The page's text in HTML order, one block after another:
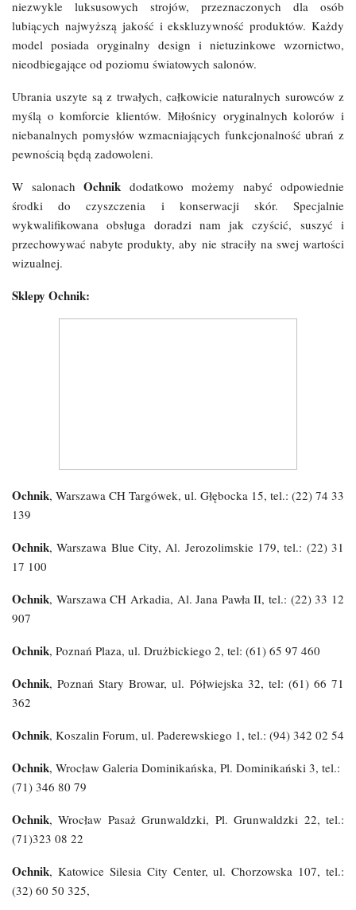
niezwykle luksusowych strojów, przeznaczonych dla osób
lubiących najwyższą jakość i ekskluzywność produktów. Każdy
model posiada oryginalny design i nietuzinkowe wzornictwo,
nieodbiegające od poziomu światowych salonów.
Ubrania uszyte są z trwałych, całkowicie naturalnych surowców z
myślą o komforcie klientów. Miłośnicy oryginalnych kolorów i
niebanalnych pomysłów wzmacniających funkcjonalność ubrań z
pewnością będą zadowoleni.
W salonach Ochnik dodatkowo możemy nabyć odpowiednie
środki do czyszczenia i konserwacji skór. Specjalnie
wykwalifikowana obsługa doradzi nam jak czyścić, suszyć i
przechowywać nabyte produkty, aby nie straciły na swej wartości
wizualnej.
Sklepy Ochnik:
Ochnik, Warszawa CH Targówek, ul. Głębocka 15, tel.: (22) 74 33
139
Ochnik, Warszawa Blue City, Al. Jerozolimskie 179, tel.: (22) 31
17 100
Ochnik, Warszawa CH Arkadia, Al. Jana Pawła II, tel.: (22) 33 12
907
Ochnik, Poznań Plaza, ul. Drużbickiego 2, tel: (61) 65 97 460
Ochnik, Poznań Stary Browar, ul. Półwiejska 32, tel: (61) 66 71
362
Ochnik, Koszalin Forum, ul. Paderewskiego 1, tel.: (94) 342 02 54
Ochnik, Wrocław Galeria Dominikańska, Pl. Dominikański 3, tel.:
(71) 346 80 79
Ochnik, Wrocław Pasaż Grunwaldzki, Pl. Grunwaldzki 22, tel.:
(71)323 08 22
Ochnik, Katowice Silesia City Center, ul. Chorzowska 107, tel.:
(32) 60 50 325,